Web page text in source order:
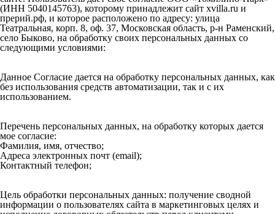
(ИНН 5040145763), которому принадлежит сайт xvilla.ru и
прерий.рф, и которое расположено по адресу: улица
Театральная, корп. 8, оф. 37, Московская область, р-н Раменский,
село Быково, на обработку своих персональных данных со
следующими условиями:
Данное Согласие дается на обработку персональных данных, как
без использования средств автоматизации, так и с их
использованием.
Перечень персональных данных, на обработку которых дается
мое согласие:
Фамилия, имя, отчество;
Адреса электронных почт (email);
Контактный телефон;
Цель обработки персональных данных: получение сводной
информации о пользователях сайта в маркетинговых целях и